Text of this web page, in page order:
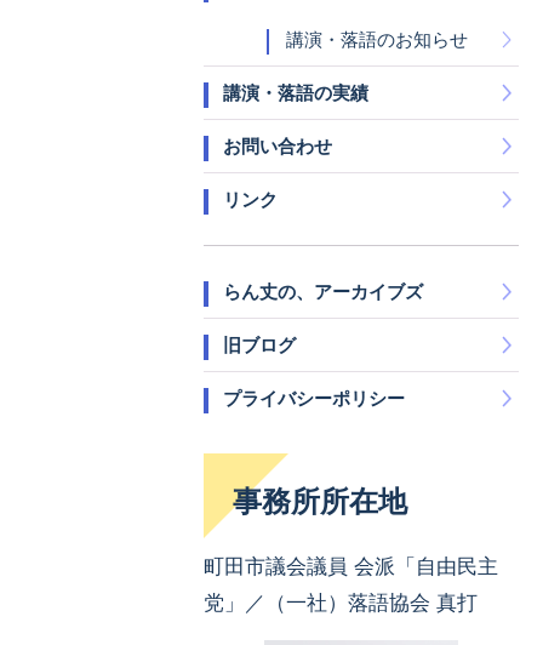
講演・落語のお知らせ
講演・落語の実績
お問い合わせ
リンク
らん丈の、アーカイブズ
旧ブログ
プライバシーポリシー
事務所所在地
町田市議会議員 会派「自由民主
党」／（一社）落語協会 真打